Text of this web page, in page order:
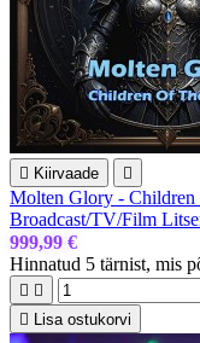
 Kiirvaade 
Molten Glory -
Broadcast/TV/Film
999,99 €
Hinnatud 5 tärnist, mis
 
 Lisa ostukorvi